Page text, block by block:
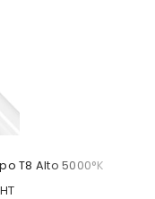
T8 Alto 5000°K